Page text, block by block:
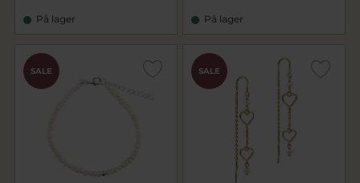
På lager På lager
SALE SALE